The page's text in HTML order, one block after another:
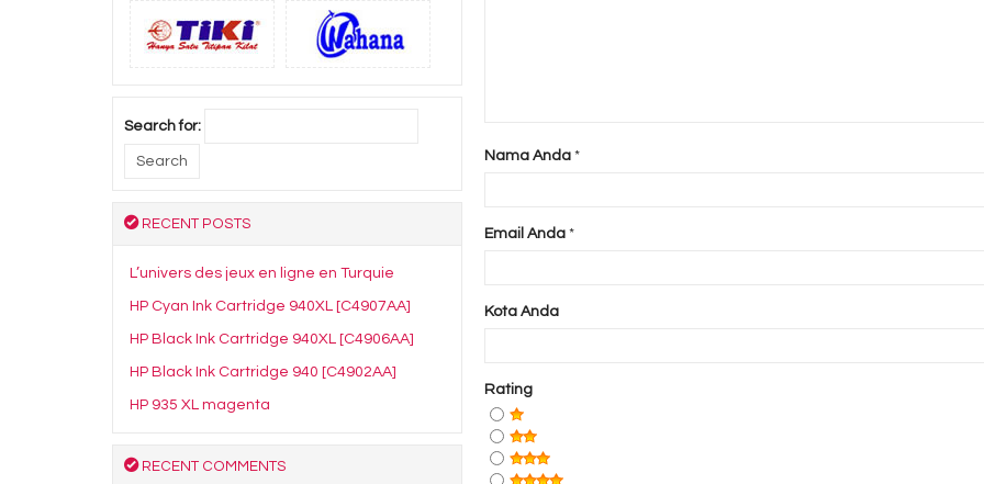
Nama Anda *
Email Anda *
Kota Anda
Rating
Search for:
RECENT POSTS
L’univers des jeux en ligne en Turquie
HP Cyan Ink Cartridge 940XL [C4907AA]
HP Black Ink Cartridge 940XL [C4906AA]
HP Black Ink Cartridge 940 [C4902AA]
HP 935 XL magenta
RECENT COMMENTS